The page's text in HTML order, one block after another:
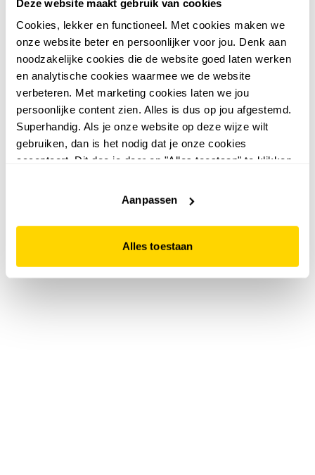
Deze website maakt gebruik van cookies
Cookies, lekker en functioneel. Met cookies maken we
onze website beter en persoonlijker voor jou. Denk aan
noodzakelijke cookies die de website goed laten werken
en analytische cookies waarmee we de website
verbeteren. Met marketing cookies laten we jou
persoonlijke content zien. Alles is dus op jou afgestemd.
Superhandig. Als je onze website op deze wijze wilt
gebruiken, dan is het nodig dat je onze cookies
accepteert. Dit doe je door op "Alles toestaan" te klikken.
website niet optimaal functioneert.
Aanpassen
Alles toestaan